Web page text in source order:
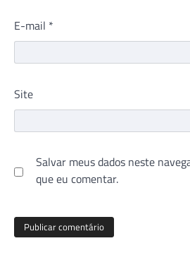
E-mail *
Site
Salvar meus dados neste
que eu comentar.